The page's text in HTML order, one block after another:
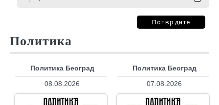
Потврдите
Политика
Политика Београд
08.08.2026
Политика Београд
07.08.2026